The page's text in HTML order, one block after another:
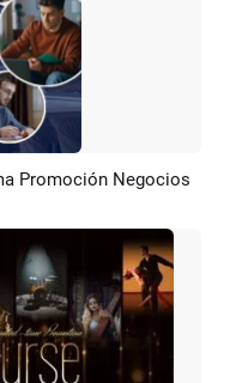
Crear IA
Promoción Negocios